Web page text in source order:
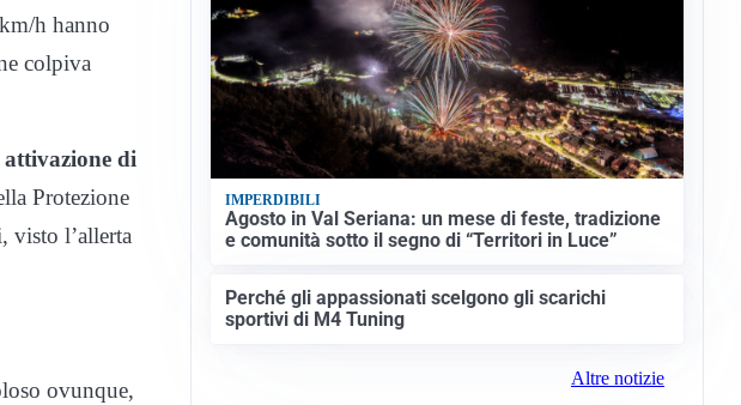
h hanno
colpiva
di
Protezione
visto l’allerta
ovunque,
IMPERDIBILI
Agosto in Val Seriana: un mese di feste, tradizione
e comunità sotto il segno di “Territori in Luce”
Perché gli appassionati scelgono gli scarichi
sportivi di M4 Tuning
Altre notizie